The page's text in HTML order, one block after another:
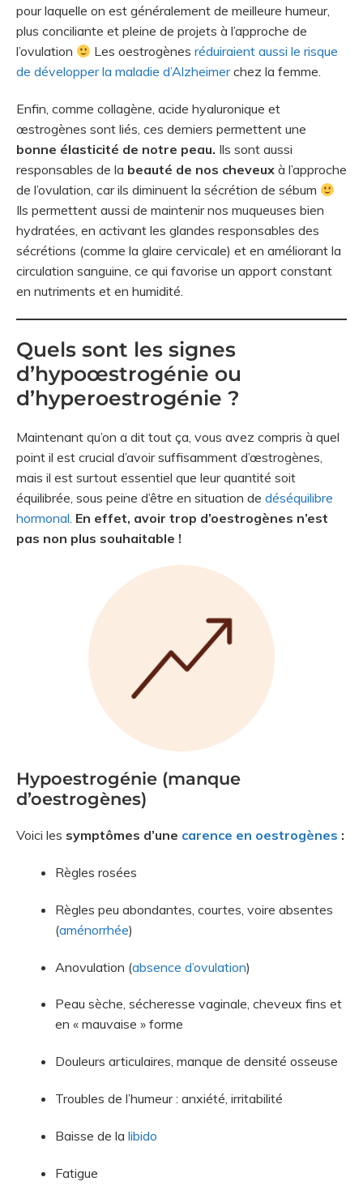
pour laquelle on est généralement de meilleure humeur,
plus conciliante et pleine de projets à l’approche de
l’ovulation
Les oestrogènesréduiraient aussi le risque
de développer la maladie d’Alzheimerchez la femme.
Enfin, comme collagène, acide hyaluronique et
œstrogènes sont liés, ces derniers permettent une
bonne élasticité de notre peau. Ils sont aussi
responsables de la beauté de nos cheveux à l’approche
de l’ovulation, car ils diminuent la sécrétion de sébum
Ils permettent aussi de maintenir nos muqueuses bien
hydratées, en activant les glandes responsables des
sécrétions (comme la glaire cervicale) et en améliorant la
circulation sanguine, ce qui favorise un apport constant
en nutriments et en humidité.
Quels sont les signes
d’hypoœstrogénie ou
d’hyperoestrogénie ?
Maintenant qu’on a dit tout ça, vous avez compris à quel
point il est crucial d’avoir suffisamment d’œstrogènes,
mais il est surtout essentiel que leur quantité soit
équilibrée, sous peine d’être en situation de déséquilibre
hormonal En effet, avoir trop d’oestrogènes n’est
pas non plus souhaitable !
Hypoestrogénie (manque
d’oestrogènes)
Voici les symptômes d’une carence en oestrogènes :
Règles rosées
Règles peu abondantes, courtes, voire absentes
(aménorrhée)
Anovulation (absence d’ovulation)
Peau sèche, sécheresse vaginale, cheveux fins et
en « mauvaise » forme
Douleurs articulaires, manque de densité osseuse
Troubles de l’humeur : anxiété, irritabilité
Baisse de la libido
Fatigue